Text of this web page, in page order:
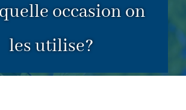
occasion on
les utilise?